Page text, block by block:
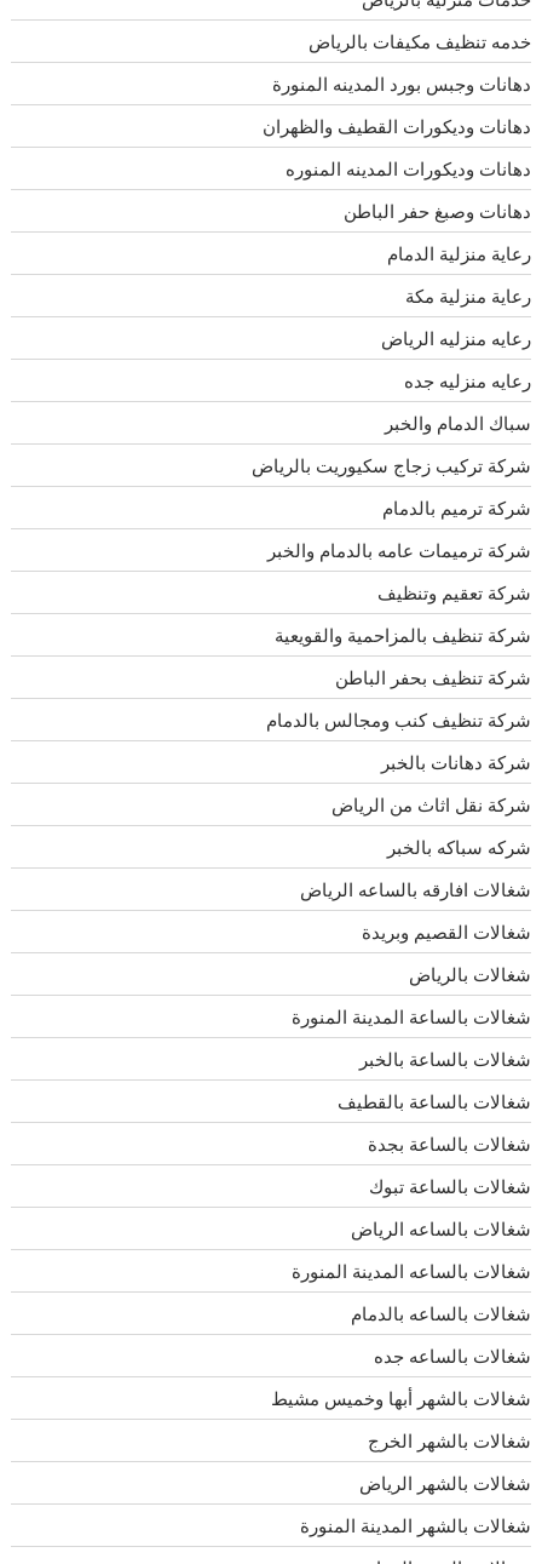
خدمه تنظيف مكيفات بالرياض
دهانات وجبس بورد المدينه المنورة
دهانات وديكورات القطيف والظهران
دهانات وديكورات المدينه المنوره
دهانات وصبغ حفر الباطن
رعاية منزلية الدمام
رعاية منزلية مكة
رعايه منزليه الرياض
رعايه منزليه جده
سباك الدمام والخبر
شركة تركيب زجاج سكيوريت بالرياض
شركة ترميم بالدمام
شركة ترميمات عامه بالدمام والخبر
شركة تعقيم وتنظيف
شركة تنظيف بالمزاحمية والقويعية
شركة تنظيف بحفر الباطن
شركة تنظيف كنب ومجالس بالدمام
شركة دهانات بالخبر
شركة نقل اثاث من الرياض
شركه سباكه بالخبر
شغالات افارقه بالساعه الرياض
شغالات القصيم وبريدة
شغالات بالرياض
شغالات بالساعة المدينة المنورة
شغالات بالساعة بالخبر
شغالات بالساعة بالقطيف
شغالات بالساعة بجدة
شغالات بالساعة تبوك
شغالات بالساعه الرياض
شغالات بالساعه المدينة المنورة
شغالات بالساعه بالدمام
شغالات بالساعه جده
شغالات بالشهر أبها وخميس مشيط
شغالات بالشهر الخرج
شغالات بالشهر الرياض
شغالات بالشهر المدينة المنورة